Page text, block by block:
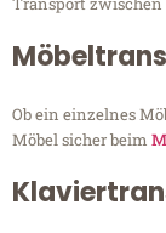
Ob ein einzelnes
Möbel sicher beim